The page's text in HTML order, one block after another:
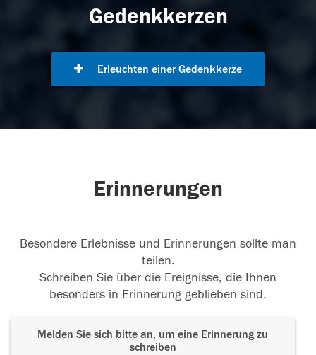
Gedenkkerzen
Erleuchten einer Gedenkkerze
Erinnerungen
Besondere Erlebnisse und Erinnerungen sollte man
teilen.
Schreiben Sie über die Ereignisse, die Ihnen
besonders in Erinnerung geblieben sind.
Melden Sie sich bitte an, um eine Erinnerung zu
schreiben